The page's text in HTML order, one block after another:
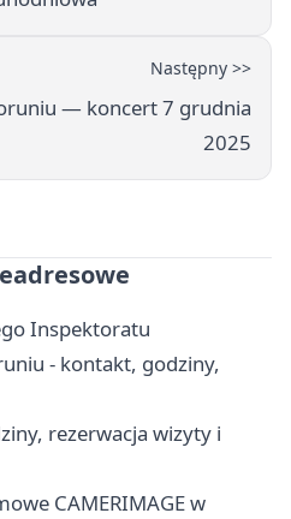
Następny >>
— koncert 7 grudnia
2025
Inspektoratu
- kontakt, godziny,
rezerwacja wizyty i
CAMERIMAGE w